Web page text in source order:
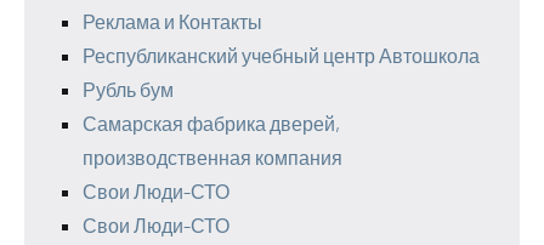
Реклама и Контакты
Республиканский учебный центр Автошкола
Рубль бум
Самарская фабрика дверей,
производственная компания
Свои Люди-СТО
Свои Люди-СТО